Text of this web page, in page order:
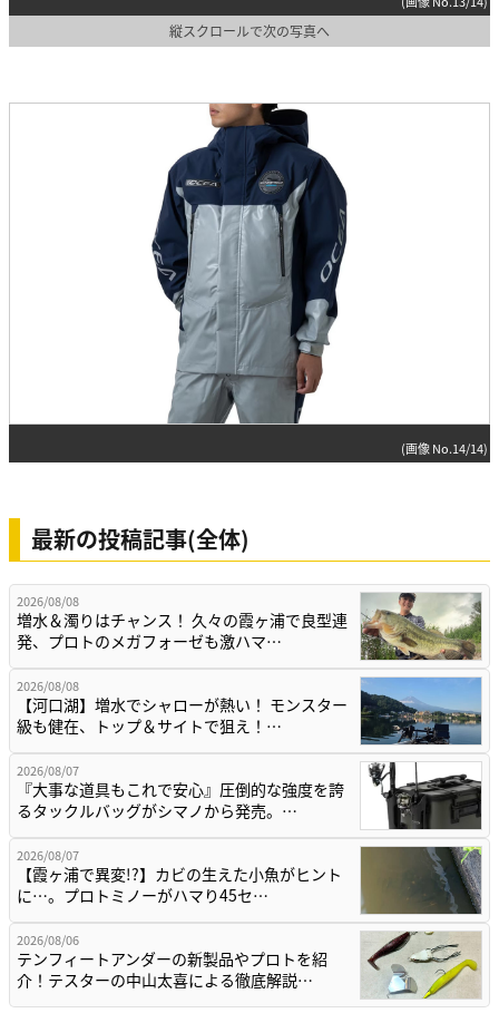
縦スクロールで次の写真へ
(画像 No.14/14)
最新の投稿記事(全体)
2026/08/08
増水＆濁りはチャンス！ 久々の霞ヶ浦で良型連
発、プロトのメガフォーゼも激ハマ…
2026/08/08
【河口湖】増水でシャローが熱い！ モンスター
級も健在、トップ＆サイトで狙え！…
2026/08/07
『大事な道具もこれで安心』圧倒的な強度を誇
るタックルバッグがシマノから発売。…
2026/08/07
【霞ヶ浦で異変!?】カビの生えた小魚がヒント
に…。プロトミノーがハマり45セ…
2026/08/06
テンフィートアンダーの新製品やプロトを紹
介！テスターの中山太喜による徹底解説…